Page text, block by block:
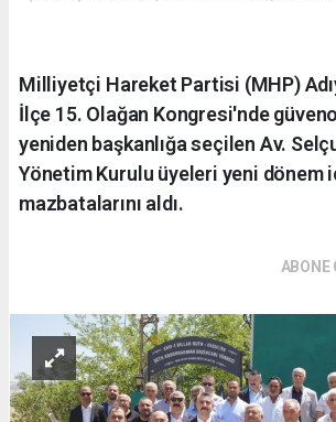
Milliyetçi Hareket Partisi (MHP)
İlçe 15. Olağan Kongresi'nde
yeniden başkanlığa seçilen Av.
Yönetim Kurulu üyeleri yeni dönem
mazbatalarını aldı.
ABONE